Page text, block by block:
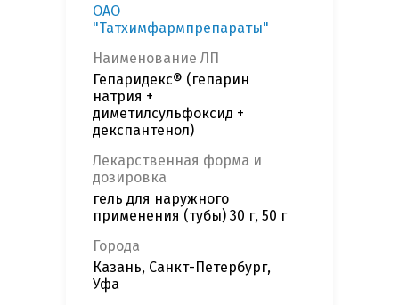
ОАО
"Татхимфармпрепараты"
Наименование ЛП
Гепаридекс® (гепарин
натрия +
диметилсульфоксид +
декспантенол)
Лекарственная форма и
дозировка
гель для наружного
применения (тубы) 30 г, 50 г
Города
Казань, Санкт-Петербург,
Уфа